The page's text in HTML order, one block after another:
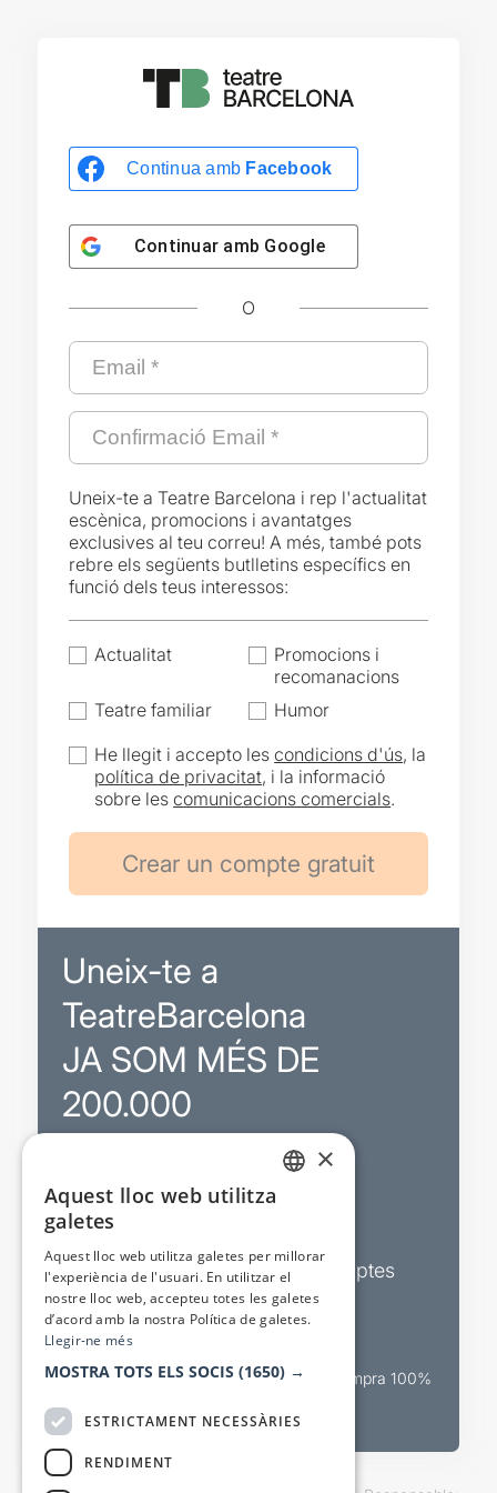
Continua amb Facebook
Continuar amb Google
O
Uneix-te a Teatre Barcelona i rep l'actualitat
escènica, promocions i avantatges
exclusives al teu correu! A més, també pots
rebre els següents butlletins específics en
funció dels teus interessos:
Actualitat
Promocions i
recomanacions
Teatre familiar
Humor
He llegit i accepto lescondicions d'ús, la
política de privacitat, i la informació
sobre lescomunicacions comercials.
Uneix-te a
TeatreBarcelona
JA SOM MÉS DE
200.000
Sortejos exclusius
Butlletins d’actualitat i descomptes
Valora espectacles
Canal oficial de venda teatral Compra 100%
×
Aquest lloc web utilitza
galetes
Aquest lloc web utilitza galetes per millorar
l'experiència de l'usuari. En utilitzar el
nostre lloc web, accepteu totes les galetes
d’acord amb la nostra Política de galetes.
Llegir-ne més
MOSTRA TOTS ELS SOCIS (1650) →
ESTRICTAMENT NECESSÀRIES
RENDIMENT